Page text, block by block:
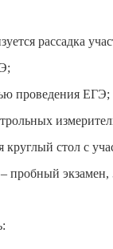
рассадка
проведения ЕГЭ;
круглый стол с
пробный